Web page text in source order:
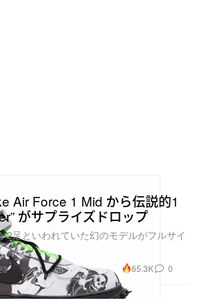
Air Force 1 Mid から伝説的1
がサプライズドロップ
2足といわれていた幻のモデルがフルサイ
65.3K 0